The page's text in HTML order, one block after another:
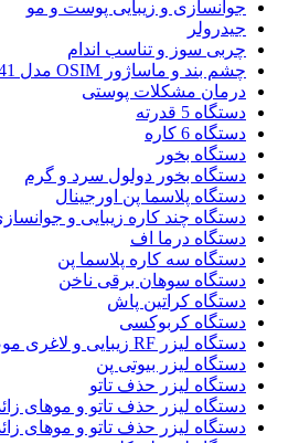
جوانسازی و زیبایی پوست و مو
جیدرولر
چربی سوز و تناسب اندام
چشم بند و ماساژور OSIM مدل OS-141
درمان مشکلات پوستی
دستگاه 5 قدرته
دستگاه 6 کاره
دستگاه بخور
دستگاه بخور دولول سرد و گرم
دستگاه پلاسما پن اورجینال
دستگاه چند کاره زیبایی و
دستگاه درما اف
دستگاه سه کاره پلاسما پن
دستگاه سوهان برقی ناخن
دستگاه کراتین پاش
دستگاه کربوکسی
دستگاه لیزر RF زیبایی و لاغری موضعی صورت و بدن
دستگاه لیزر بیوتی پن
دستگاه لیزر حذف تاتو
دستگاه لیزر حذف تاتو و موهای
دستگاه لیزر حذف تاتو و موهای